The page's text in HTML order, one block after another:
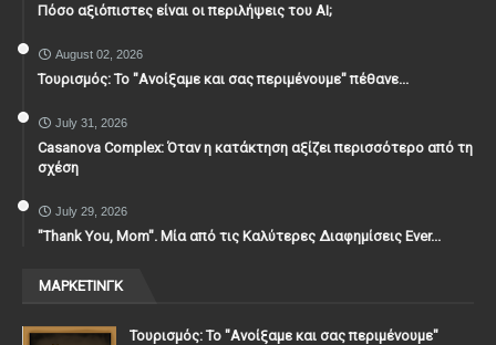
Πόσο αξιόπιστες είναι οι περιλήψεις του ΑΙ;
August 02, 2026
Τουρισμός: Το "Ανοίξαμε και σας περιμένουμε" πέθανε...
July 31, 2026
Casanova Complex: Όταν η κατάκτηση αξίζει περισσότερο από τη
σχέση
July 29, 2026
"Thank You, Mοm". Μία από τις Καλύτερες Διαφημίσεις Ever...
ΜΑΡΚΕΤΙΝΓΚ
Τουρισμός: Το "Ανοίξαμε και σας περιμένουμε"